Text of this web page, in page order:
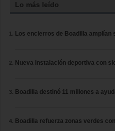
Lo más leído
Los encierros de Boadilla
Nueva instalación deportiva con
Boadilla destinó 11 millones a
Boadilla refuerza zonas verdes